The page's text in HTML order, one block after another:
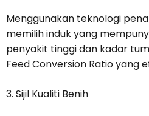
Menggunakan teknologi
memilih induk yang
penyakit tinggi dan kadar
Feed Conversion Ratio yang
3. Sijil Kualiti Benih